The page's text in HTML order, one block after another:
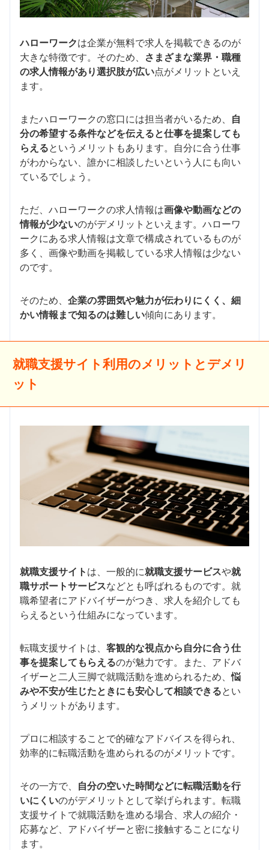
ハローワークは企業が無料で求人を掲載できるのが
大きな特徴です。そのため、
さまざまな業界・職種
の求人情報があり選択肢が広い点がメリットといえ
ます。
またハローワークの窓口には担当者がいるため、
自
分の希望する条件などを伝えると仕事を提案しても
らえるというメリットもあります。自分に合う仕事
がわからない、誰かに相談したいという人にも向い
ているでしょう。
ただ、ハローワークの求人情報は画像や動画などの
情報が少ないのがデメリットといえます。ハローワ
ークにある求人情報は文章で構成されているものが
多く、画像や動画を掲載している求人情報は少ない
のです。
そのため、 企業の雰囲気や魅力が伝わりにくく、細
かい情報まで知るのは難しい傾向にあります。
就職支援サイト利用のメリットとデメリ
ット
就職支援サイト は、一般的に就職支援サービスや就
職サポートサービスなどとも呼ばれるものです。就
職希望者にアドバイザーがつき、求人を紹介しても
らえるという仕組みになっています。
転職支援サイトは、 客観的な視点から自分に合う仕
事を提案してもらえるのが魅力です。また、アドバ
イザーと二人三脚で就職活動を進められるため、悩
みや不安が生じたときにも安心して相談できるとい
うメリットがあります。
プロに相談することで的確なアドバイスを得られ、
効率的に転職活動を進められるのがメリットです。
その一方で、
自分の空いた時間などに転職活動を行
いにくいのがデメリットとして挙げられます。転職
支援サイトで就職活動を進める場合、求人の紹介・
応募など、アドバイザーと密に接触することになり
ます。